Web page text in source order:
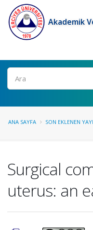
Akademik
Ara
ANA SAYFA SON EKLENEN
Surgical
uterus: an